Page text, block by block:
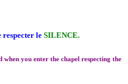
respecter le SILENCE.
you enter the chapel respecting the